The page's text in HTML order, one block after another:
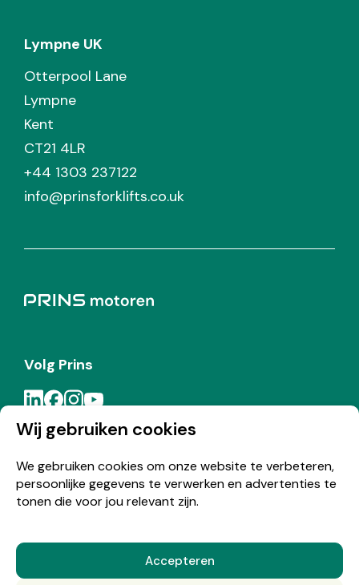
Wij gebruiken cookies
We gebruiken cookies om onze website te verbeteren,
persoonlijke gegevens te verwerken en advertenties te
tonen die voor jou relevant zijn.
Accepteren
Lympne UK
Otterpool Lane
Lympne
Kent
CT21 4LR
+44 1303 237122
info@prinsforklifts.co.uk
Volg Prins
Meld je aan voor de Prins nieuwsbrief
© Copyright 2026 Prins